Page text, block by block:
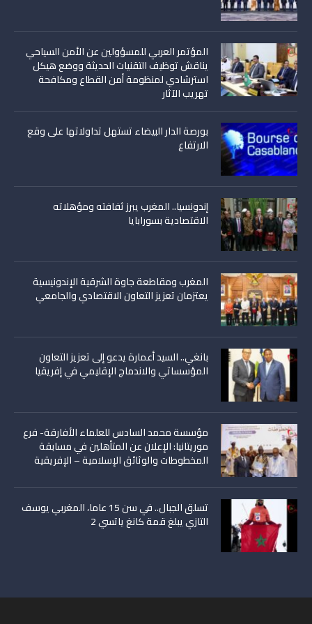
المؤتمر العربي للمسؤولين عن الأمن السياحي
يناقش توظيف التقنيات الحديثة ووضع هيكل
استرشادي لمنظومة أمن القطاع ومكافحة
تهريب الآثار
بورصة الدار البيضاء تستهل تداولاتها على وقع
الارتفاع
إندونسيا.. المغرب يبرز ثفافته ومؤهلاته
الاقتصادية بسورابايا
المغرب ومقاطعة جاوة الشرقية الإندونيسية
يعتزمان تعزيز التعاون الاقتصادي والجامعي
بانغي.. السيد أعمارة يدعو إلى تعزيز التعاون
المؤسساتي والاندماج الإقليمي في إفريقيا
مؤسسة محمد السادس للعلماء الأفارقة- فرع
موريتانيا: الإعلان عن المتأهلين في مسابقة
المخطوطات والوثائق الإسلامية – الإفريقية
تسلق الجبال.. في سن 15 عاما، المغربي يوسف
التازي يبلغ قمة كانغ ياتسي 2